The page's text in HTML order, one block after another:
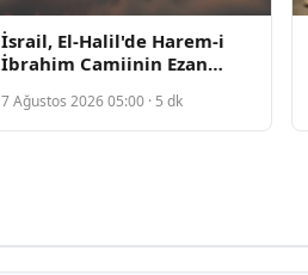
İsrail, El-Halil'de Harem-i
İbrahim Camiinin Ezan
Olarak Engelliyor
7 Ağustos 2026 05:00 · 5 dk